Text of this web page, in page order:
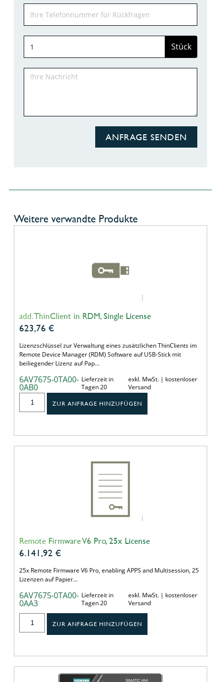
Stück
ANFRAGE SENDEN
Weitere verwandte Produkte
add. ThinClient in RDM, Single License
623,76 €
Lizenzschlüssel zur Verwaltung eines zusätzlichen ThinClients im
Remote Device Manager (RDM) Software auf USB-Stick mit
beiliegender Lizenz auf Pap…
6AV7675-0TA00-
0AB0
Lieferzeit in
Tagen 20
exkl. MwSt. | kostenloser
Versand
ZUR ANFRAGE HINZUFÜGEN
Remote Firmware V6 Pro, 25x License
6.141,92 €
25x Remote Firmware V6 Pro, enabling APPS and Multisession, 25
Lizenzen auf Papier…
6AV7675-0TA00-
0AA3
Lieferzeit in
Tagen 20
exkl. MwSt. | kostenloser
Versand
ZUR ANFRAGE HINZUFÜGEN